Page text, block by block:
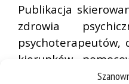
Publikacja
zdrowia
psychoterapeutów,
kierunków
osób